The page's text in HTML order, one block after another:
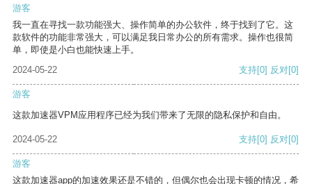
游客
我一直在寻找一款功能强大、操作简单的办公软件，终于找到了它。这
款软件的功能非常强大，可以满足我日常办公的所有需求。操作也很简
单，即使是小白也能快速上手。
2024-05-22
支持[0] 反对[0]
游客
这款加速器VPM应用程序已经为我们带来了无限的隐私保护和自由。
2024-05-22 支持[0] 反对[0]
游客
这款加速器app的加速效果还是不错的，但偶尔也会出现卡顿的情况，希